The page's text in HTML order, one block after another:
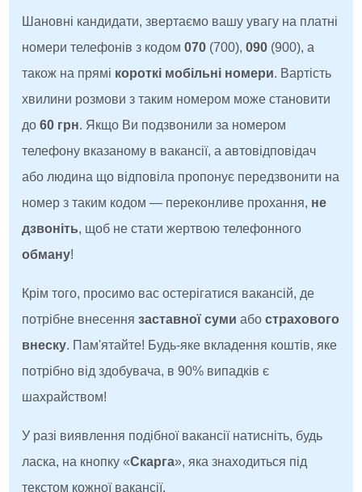
Шановні кандидати, звертаємо вашу увагу на платні
номери телефонів з кодом070 (700),090 (900), а
також на прямі короткі мобільні номери. Вартість
хвилини розмови з таким номером може становити
до60 грн. Якщо Ви подзвонили за номером
телефону вказаному в вакансії, а автовідповідач
або людина що відповіла пропонує передзвонити на
номер з таким кодом — переконливе прохання, не
дзвоніть, щоб не стати жертвою телефонного
обману!
Крім того, просимо вас остерігатися вакансій, де
потрібне внесеннязаставної суми абострахового
внеску. Пам'ятайте! Будь-яке вкладення коштів, яке
потрібно від здобувача, в 90% випадків є
шахрайством!
У разі виявлення подібної вакансії натисніть, будь
ласка, на кнопку «Скарга», яка знаходиться під
текстом кожної вакансії.